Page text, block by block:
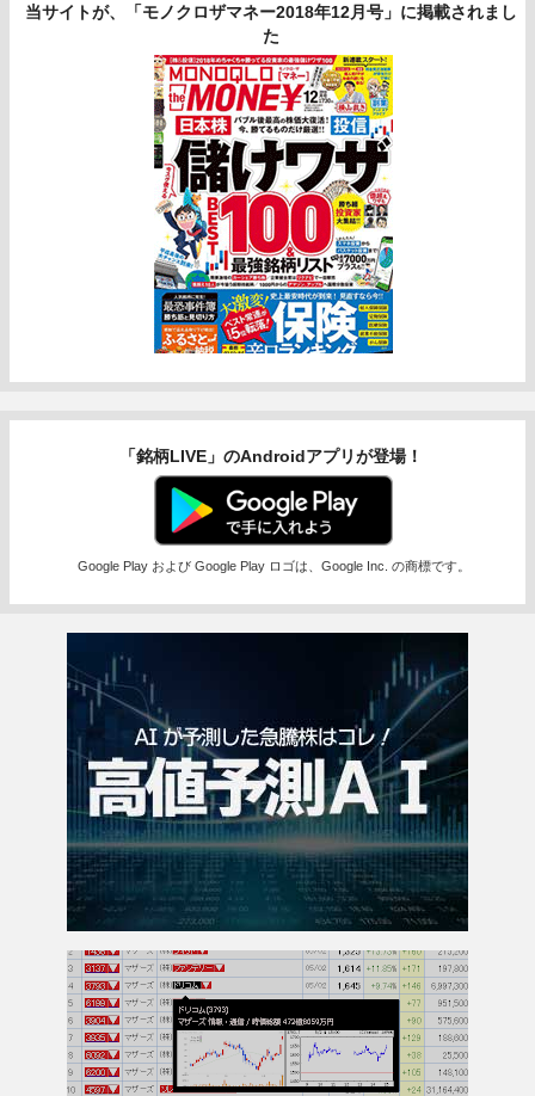
当サイトが、「モノクロザマネー2018年12月号」に掲載されまし
た
「銘柄LIVE」のAndroidアプリが登場！
Google Play および Google Play ロゴは、Google Inc. の商標です。